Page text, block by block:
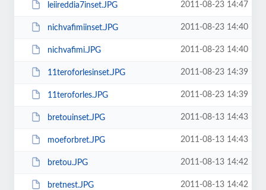
leiireddia7inset.JPG 2011-08-23 14:47
nichvafimiinset.JPG 2011-08-23 14:40
nichvafimi.JPG 2011-08-23 14:40
11teroforlesinset.JPG 2011-08-23 14:39
11teroforles.JPG 2011-08-23 14:39
bretouinset.JPG 2011-08-13 14:43
moeforbret.JPG 2011-08-13 14:43
bretou.JPG 2011-08-13 14:42
bretnest.JPG 2011-08-13 14:42